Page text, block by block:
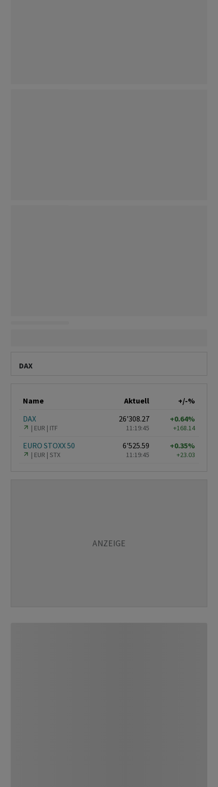
DAX
Name Aktuell
+/-%
DAX
EUR ITF
26'308.27
11:19:45
+0.64%
+168.14
EURO STOXX 50
EUR STX
6'525.59
11:19:45
+0.35%
+23.03